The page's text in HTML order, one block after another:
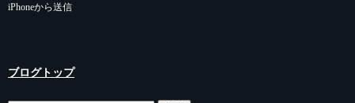
iPhoneから送信
ブログトップ